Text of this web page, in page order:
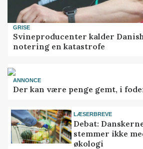
GRISE
Svineproducenter kalder
notering en katastrofe
ANNONCE
Der kan være penge gemt, i
LÆSERBREVE
Debat:
stemmer ikke
økologi